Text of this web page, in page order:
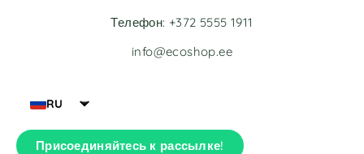
RU
Присоединяйтесь к рассылке!
Телефон: +372 5555 1911
info@ecoshop.ee